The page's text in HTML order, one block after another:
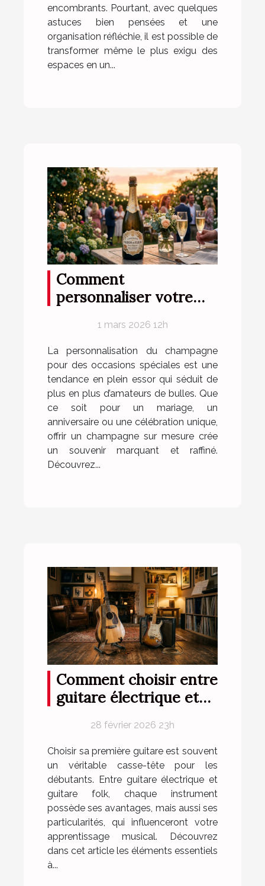
encombrants. Pourtant, avec quelques
astuces bien pensées et une
organisation réfléchie, il est possible de
transformer même le plus exigu des
espaces en un...
Comment
personnaliser votre
occasions spéciales ?
1 mars 2026 12h
La personnalisation du champagne
pour des occasions spéciales est une
tendance en plein essor qui séduit de
plus en plus d’amateurs de bulles. Que
ce soit pour un mariage, un
anniversaire ou une célébration unique,
offrir un champagne sur mesure crée
un souvenir marquant et raffiné.
Découvrez...
Comment choisir entre
guitare électrique et
28 février 2026 23h
Choisir sa première guitare est souvent
un véritable casse-tête pour les
débutants. Entre guitare électrique et
guitare folk, chaque instrument
possède ses avantages, mais aussi ses
particularités, qui influenceront votre
apprentissage musical. Découvrez
dans cet article les éléments essentiels
à...